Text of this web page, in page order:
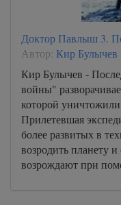
Доктор Павлыш 3.
Автор: Кир Булычев
Кир Булычев -
войны"
которой
Прилетевшая
более развитых в
возродить планету
возрождают при